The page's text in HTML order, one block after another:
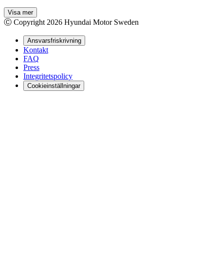
Visa mer
Ⓒ Copyright 2026 Hyundai Motor Sweden
Ansvarsfriskrivning
Kontakt
FAQ
Press
Integritetspolicy
Cookieinställningar